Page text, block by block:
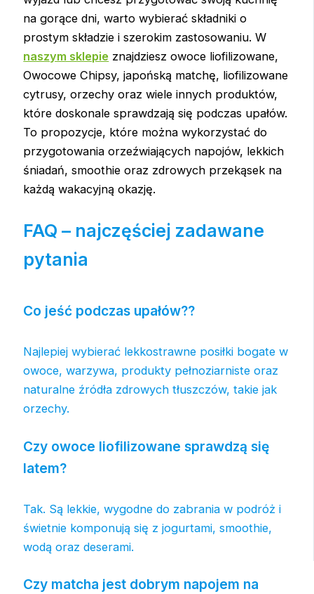
na gorące dni, warto wybierać składniki o
prostym składzie i szerokim zastosowaniu. W
naszym sklepie znajdziesz owoce liofilizowane,
Owocowe Chipsy, japońską matchę, liofilizowane
cytrusy, orzechy oraz wiele innych produktów,
które doskonale sprawdzają się podczas upałów.
To propozycje, które można wykorzystać do
przygotowania orzeźwiających napojów, lekkich
śniadań, smoothie oraz zdrowych przekąsek na
każdą wakacyjną okazję.
FAQ – najczęściej zadawane
pytania
Co jeść podczas upałów??
Najlepiej wybierać lekkostrawne posiłki bogate w
owoce, warzywa, produkty pełnoziarniste oraz
naturalne źródła zdrowych tłuszczów, takie jak
orzechy.
Czy owoce liofilizowane sprawdzą się
latem?
Tak. Są lekkie, wygodne do zabrania w podróż i
świetnie komponują się z jogurtami, smoothie,
wodą oraz deserami.
Czy matcha jest dobrym napojem na